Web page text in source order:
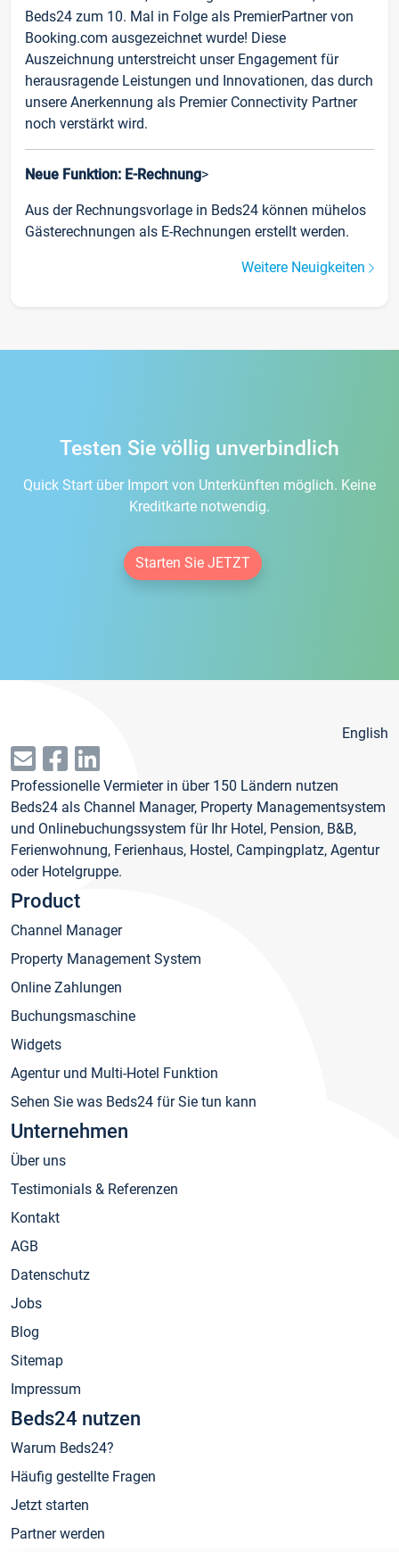
Beds24 zum 10. Mal in Folge als PremierPartner von
Booking.com ausgezeichnet wurde! Diese
Auszeichnung unterstreicht unser Engagement für
herausragende Leistungen und Innovationen, das durch
unsere Anerkennung als Premier Connectivity Partner
noch verstärkt wird.
Neue Funktion: E-Rechnung>
Aus der Rechnungsvorlage in Beds24 können mühelos
Gästerechnungen als E-Rechnungen erstellt werden.
Weitere Neuigkeiten
Testen Sie völlig unverbindlich
Quick Start über Import von Unterkünften möglich. Keine
Kreditkarte notwendig.
Starten Sie JETZT
English
Professionelle Vermieter in über 150 Ländern nutzen
Beds24 als Channel Manager, Property Managementsystem
und Onlinebuchungssystem für Ihr Hotel, Pension, B&B,
Ferienwohnung, Ferienhaus, Hostel, Campingplatz, Agentur
oder Hotelgruppe.
Product
Channel Manager
Property Management System
Online Zahlungen
Buchungsmaschine
Widgets
Agentur und Multi-Hotel Funktion
Sehen Sie was Beds24 für Sie tun kann
Unternehmen
Über uns
Testimonials & Referenzen
Kontakt
AGB
Datenschutz
Jobs
Blog
Sitemap
Impressum
Beds24 nutzen
Warum Beds24?
Häufig gestellte Fragen
Jetzt starten
Partner werden